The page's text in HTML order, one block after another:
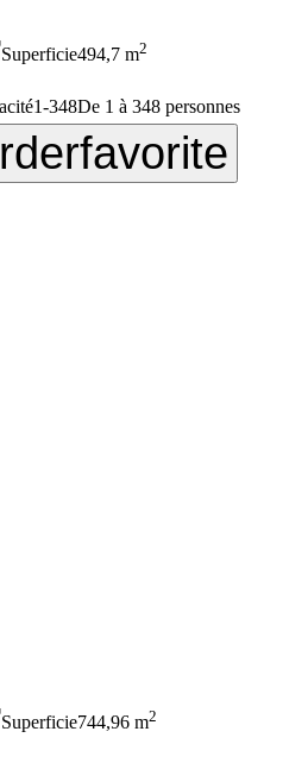
Superficie494,7 m2
1-348De 1 à 348 personnes
favorite
Superficie744,96 m2